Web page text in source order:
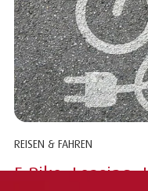
REISEN & FAHREN
E-Bike: